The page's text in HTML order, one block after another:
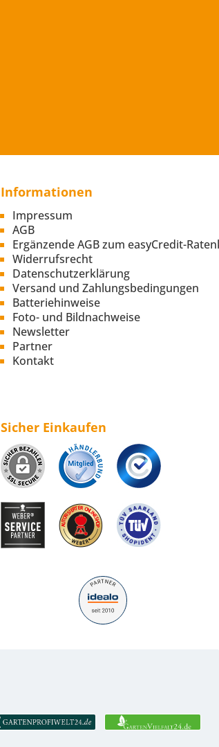
Informationen
Impressum
AGB
Ergänzende AGB zum easyCredit-
Widerrufsrecht
Datenschutzerklärung
Versand und Zahlungsbedingungen
Batteriehinweise
Foto- und Bildnachweise
Newsletter
Partner
Kontakt
Sicher Einkaufen